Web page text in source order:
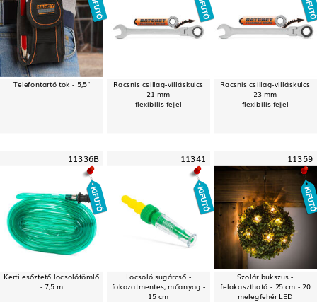
Telefontartó tok - 5,5" Racsnis csillag-villáskulcs
21 mm
flexibilis fejjel
Racsnis csillag-villáskulcs
23 mm
flexibilis fejjel
11336B
Kerti esőztető locsolótömlő
- 7,5 m
11341
Locsoló sugárcső -
fokozatmentes, műanyag -
15 cm
11359
Szolár bukszus -
felakasztható - 25 cm - 20
melegfehér LED